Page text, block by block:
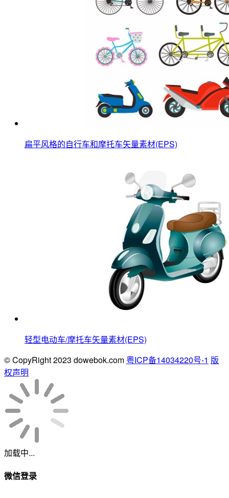
扁平风格的自行车和摩托车矢量素材(EPS)
轻型电动车/摩托车矢量素材(EPS)
© CopyRight 2023 dowebok.com 粤ICP备14034220号-1 版
权声明
加载中...
微信登录